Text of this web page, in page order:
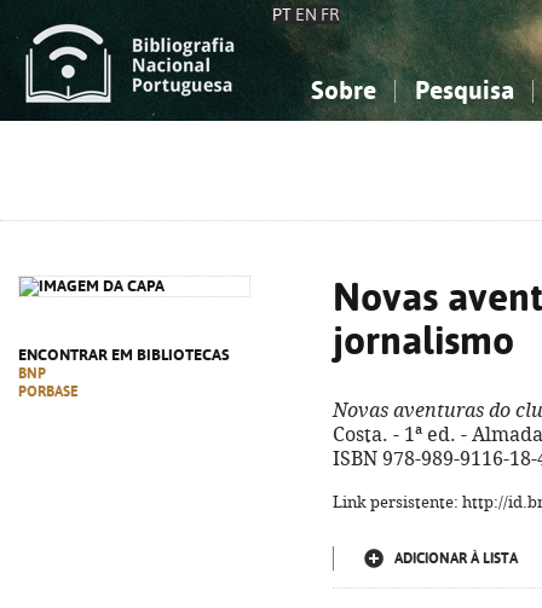
PT EN FR
Sobre Pesquisa
ENCONTRAR EM BIBLIOTECAS
BNP
PORBASE
Novas
jornalismo
Novas aventuras do
Costa. - 1ª ed. -
ISBN 978-989-9116-18-
Link persistente: http://
ADICIONAR À LISTA